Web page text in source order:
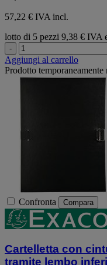
57,22 € IVA incl.
lotto di 5 pezzi 9,38 € IVA
-
Aggiungi al carrello
Prodotto
Confronta Compara
Cartelletta con
tramite lembo